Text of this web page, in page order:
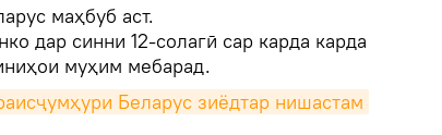
маҳбуб аст.
дар синни 12-солагӣ сар карда карда
муҳим мебарад.
Беларус зиёдтар нишастам